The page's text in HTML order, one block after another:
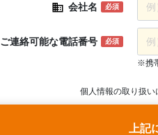
会社名 必須
ご連絡可能な電話番号 必須
※携
個人情報の取り扱い
上